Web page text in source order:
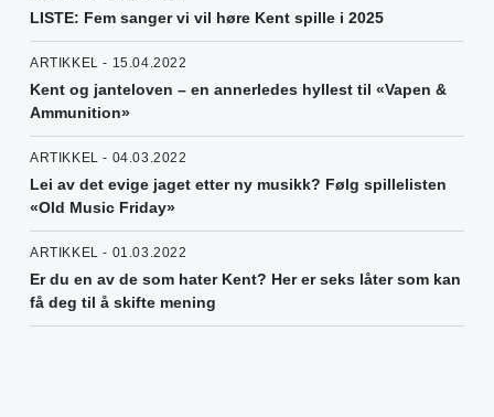
LISTE: Fem sanger vi vil høre Kent spille i 2025
ARTIKKEL - 15.04.2022
Kent og janteloven – en annerledes hyllest til «Vapen &
Ammunition»
ARTIKKEL - 04.03.2022
Lei av det evige jaget etter ny musikk? Følg spillelisten
«Old Music Friday»
ARTIKKEL - 01.03.2022
Er du en av de som hater Kent? Her er seks låter som kan
få deg til å skifte mening